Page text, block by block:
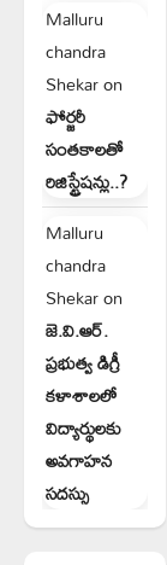
Malluru
chandra
Shekaron
ఫోర్జరీ
సంతకాలతో
రిజిస్ట్రేషన్లు..?
Malluru
chandra
Shekaron
జె.వి.ఆర్.
ప్రభుత్వ డిగ్రీ
కళాశాలలో
విద్యార్థులకు
అవగాహన
సదస్సు